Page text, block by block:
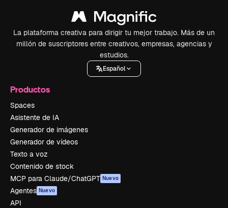
La plataforma creativa para dirigir tu mejor trabajo. Más de un
millón de suscriptores entre creativos, empresas, agencias y
estudios.
Español
Productos
Spaces
Asistente de IA
Generador de imágenes
Generador de vídeos
Texto a voz
Contenido de stock
MCP para Claude/ChatGPT Nuevo
Agentes Nuevo
API